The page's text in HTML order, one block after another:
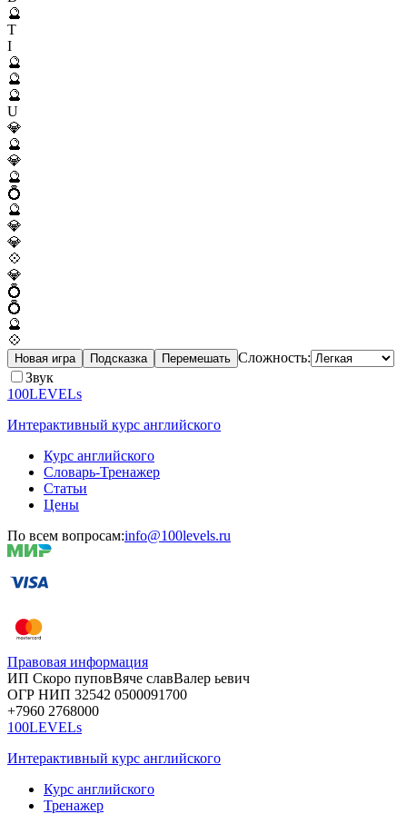
🔮
T
I
🔮
🔮
🔮
U
💎
🔮
💎
🔮
💍
🔮
💎
💎
💠
💎
💍
💍
🔮
💠
Новая игра Подсказка Перемешать Сложность:
Звук
100LEVELs
Интерактивный курс английского
Курс английского
Словарь-Тренажер
Статьи
Цены
По всем вопросам:info@100levels.ru
Правовая информация
ИП Скоро пуповВяче славВалер ьевич
ОГР НИП 32542 0500091700
+7960 2768000
100LEVELs
Интерактивный курс английского
Курс английского
Тренажер